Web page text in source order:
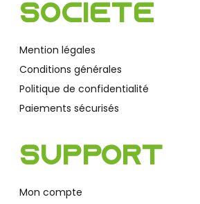
Société
Mention légales
Conditions générales
Politique de confidentialité
Paiements sécurisés
Support
Mon compte